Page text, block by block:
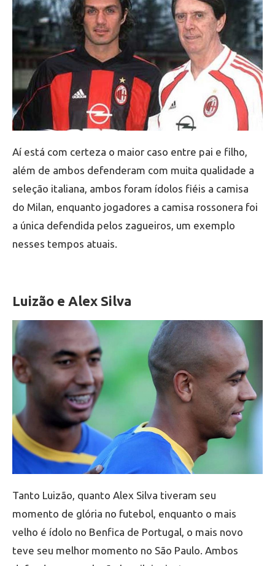
Aí está com certeza o maior caso entre pai e filho,
além de ambos defenderam com muita qualidade a
seleção italiana, ambos foram ídolos fiéis a camisa
do Milan, enquanto jogadores a camisa rossonera foi
a única defendida pelos zagueiros, um exemplo
nesses tempos atuais.
Luizão e Alex Silva
Tanto Luizão, quanto Alex Silva tiveram seu
momento de glória no futebol, enquanto o mais
velho é ídolo no Benfica de Portugal, o mais novo
teve seu melhor momento no São Paulo. Ambos